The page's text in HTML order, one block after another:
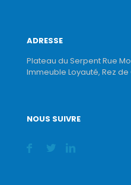
ADRESSE
Plateau du Serpent Rue
Immeuble Loyauté, Rez
NOUS SUIVRE